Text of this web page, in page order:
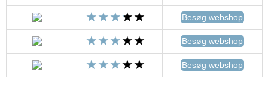
Besøg webshop
Besøg webshop
Besøg webshop